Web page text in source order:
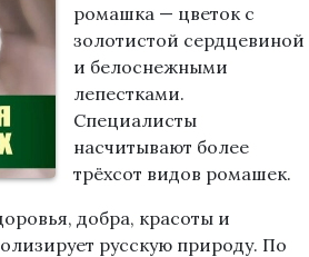
ромашка — цветок с
золотистой сердцевиной
и белоснежными
лепестками.
Специалисты
насчитывают более
трёхсот видов ромашек.
добра, красоты и
русскую природу. По